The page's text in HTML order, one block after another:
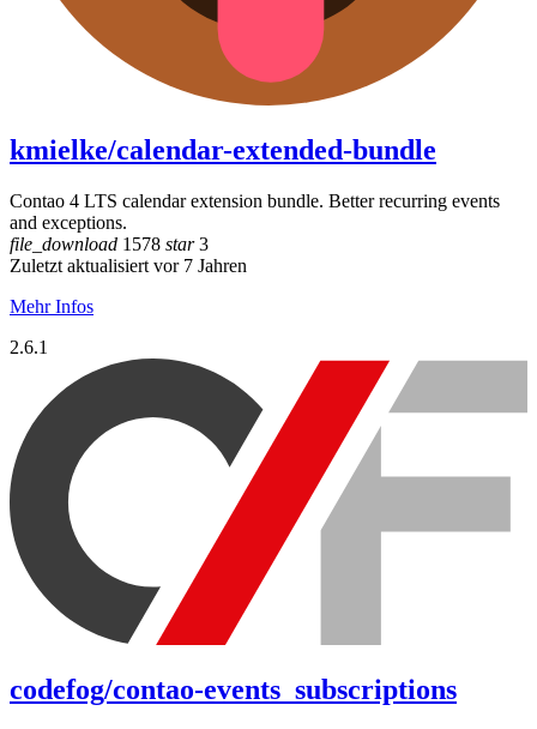
kmielke/calendar-extended-bundle
Contao 4 LTS calendar extension bundle. Better recurring events
and exceptions.
file_download 1578 star3
Zuletzt aktualisiert vor 7 Jahren
Mehr Infos
2.6.1
codefog/contao-events_subscriptions